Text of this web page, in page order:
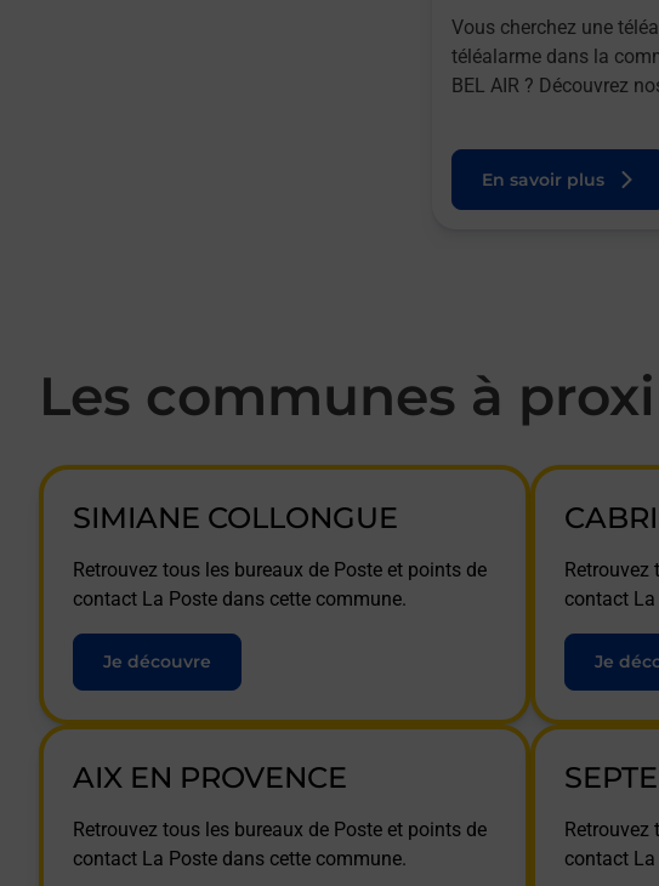
Vous cherchez une
téléalarme dans la
BEL AIR ? Découvrez
En savoir plus
Les communes à
SIMIANE COLLONGUE
Retrouvez tous les bureaux de Poste et points de
contact La Poste dans cette commune.
Je découvre
Retrouvez
contact
Je
AIX EN PROVENCE
Retrouvez tous les bureaux de Poste et points de
contact La Poste dans cette commune.
Retrouvez
contact